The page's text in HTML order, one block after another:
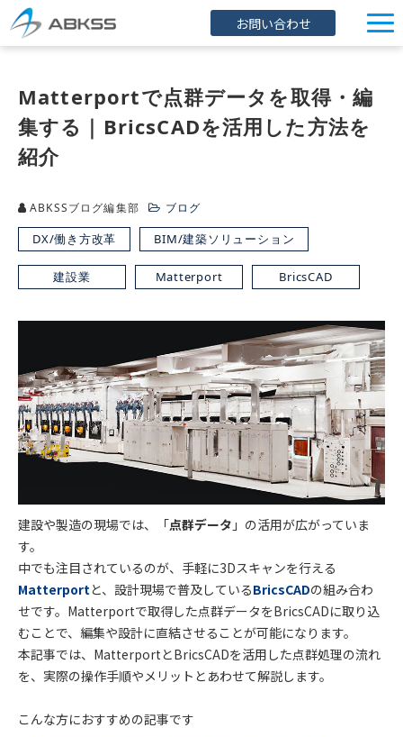
お問い合わせ
製品/FAQ
サービス
イベント・セミナー
ブログ
導入事例
Matterportで点群データを取得・編
集する｜BricsCADを活用した方法を
紹介
ABKSSブログ編集部 ブログ
DX/働き方改革 BIM/建築ソリューション
建設業 Matterport BricsCAD
建設や製造の現場では、「点群データ 」の活用が広がっていま
す。
中でも注目されているのが、 手軽に3Dスキャンを行える
Matterportと、設計現場で普及しているBricsCADの組み合わ
せです。 Matterportで取得した点群データをBricsCADに取り込
むことで、編集や設計に直結させることが可能になります。
本記事では、 MatterportとBricsCADを活用した点群処理の流れ
を、実際の操作手順やメリットとあわせて解説します。
こんな方におすすめの記事です